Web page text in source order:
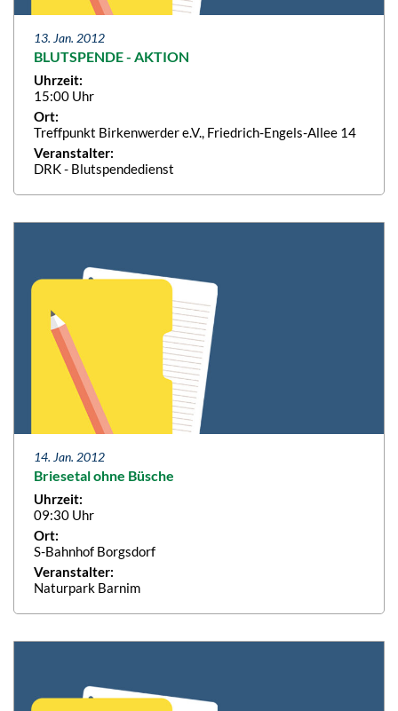
13. Jan. 2012
BLUTSPENDE - AKTION
Uhrzeit:
15:00 Uhr
Ort:
Treffpunkt Birkenwerder e.V., Friedrich-Engels-Allee 14
Veranstalter:
DRK - Blutspendedienst
14. Jan. 2012
Briesetal ohne Büsche
Uhrzeit:
09:30 Uhr
Ort:
S-Bahnhof Borgsdorf
Veranstalter:
Naturpark Barnim